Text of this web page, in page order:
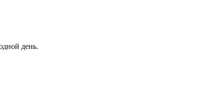
день.